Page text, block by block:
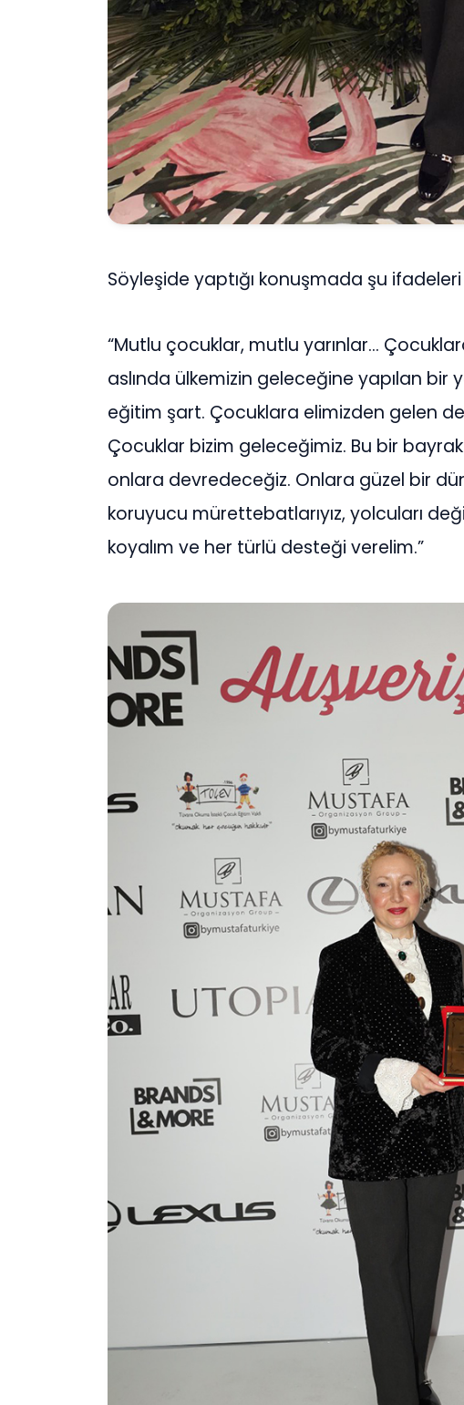
Söyleşide yaptığı konuşmada şu ifadeleri
“Mutlu çocuklar, mutlu yarınlar…
aslında ülkemizin geleceğine yapılan bir
eğitim şart. Çocuklara elimizden gelen
Çocuklar bizim geleceğimiz. Bu bir
onlara devredeceğiz. Onlara güzel bir
koruyucu mürettebatlarıyız, yolcuları
koyalım ve her türlü desteği verelim.”